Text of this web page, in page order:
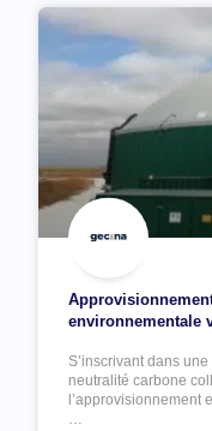
environnementale
S’inscrivant dans
neutralité carbone
l’approvisionnement
…